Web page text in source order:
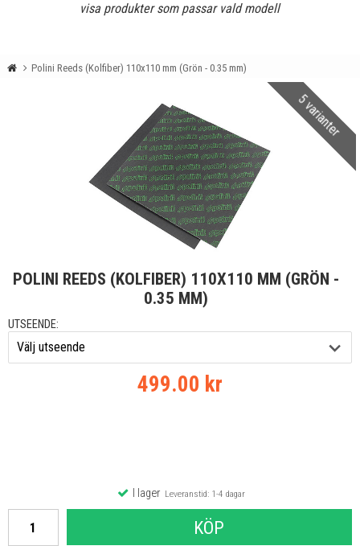
visa produkter som passar vald modell
Polini Reeds (Kolfiber) 110x110 mm (Grön - 0.35 mm)
5 varianter
POLINI REEDS (KOLFIBER) 110X110 MM (GRÖN -
0.35 MM)
UTSEENDE:
499.00 kr
I lagerLeveranstid: 1-4 dagar
KÖP